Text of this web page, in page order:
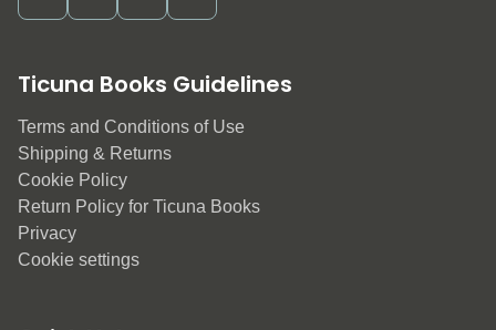
Ticuna Books Guidelines
Terms and Conditions of Use
Shipping & Returns
Cookie Policy
Return Policy for Ticuna Books
Privacy
Cookie settings